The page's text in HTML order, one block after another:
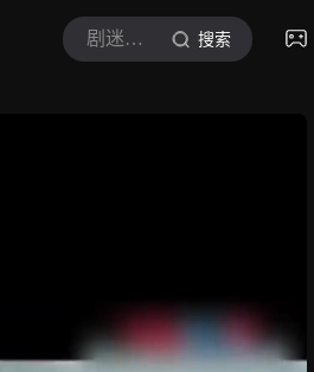
剧迷高小姐 搜索